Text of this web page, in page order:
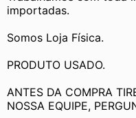
importadas.
Somos Loja Física.
PRODUTO USADO.
ANTES DA COMPRA
NOSSA EQUIPE,